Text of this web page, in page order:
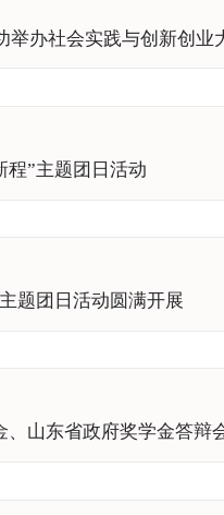
举办社会实践与创新创业
程”主题团日活动
题团日活动圆满开展
、山东省政府奖学金答辩